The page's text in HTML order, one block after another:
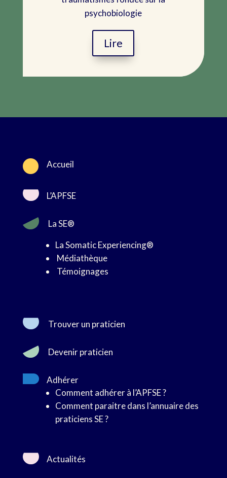
psychobiologie
Lire
 Accueil
L’APFSE
La SE®
La Somatic Experiencing®
Médiathèque
Témoignages
Trouver un praticien
Devenir praticien
Adhérer
Comment adhérer à l’APFSE ?
Comment paraitre dans l’annuaire des
praticiens SE ?
Actualités